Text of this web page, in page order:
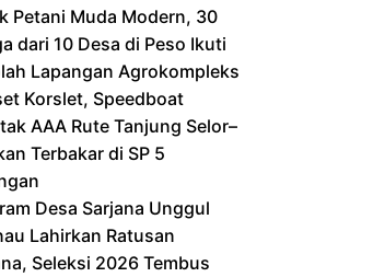
Petani Muda Modern, 30
dari 10 Desa di Peso Ikuti
Lapangan Agrokompleks
Korslet, Speedboat
AAA Rute Tanjung Selor–
Terbakar di SP 5
Desa Sarjana Unggul
Lahirkan Ratusan
Seleksi 2026 Tembus